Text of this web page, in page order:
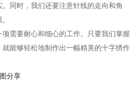
同时，我们还要注意针线的走向和角
需要耐心和细心的工作。只要我们掌握
能够轻松地制作出一幅精美的十字绣作
分享